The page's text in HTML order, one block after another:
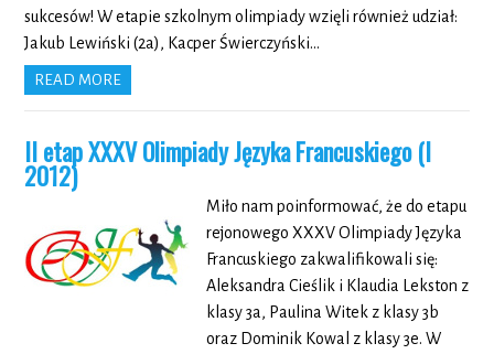
sukcesów! W etapie szkolnym olimpiady wzięli również udział:
Jakub Lewiński (2a), Kacper Świerczyński…
READ MORE
II etap XXXV Olimpiady Języka Francuskiego (I
2012)
Miło nam poinformować, że do etapu
rejonowego XXXV Olimpiady Języka
Francuskiego zakwalifikowali się:
Aleksandra Cieślik i Klaudia Lekston z
klasy 3a, Paulina Witek z klasy 3b
oraz Dominik Kowal z klasy 3e. W